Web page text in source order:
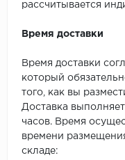
рассчитывается
Время доставки
Время доставки
который
того, как вы
Доставка
часов. Время
времени
складе: